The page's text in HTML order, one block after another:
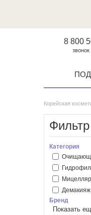
8 800
Корейская
Фильтр
Категория
Демакияж
Бренд
Anua (2)
Показать